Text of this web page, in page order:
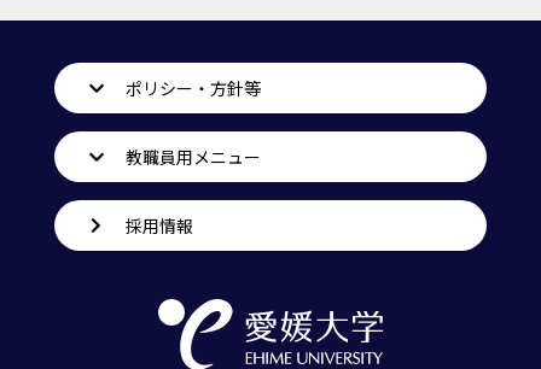
ポリシー・方針等
教職員用メニュー
採用情報